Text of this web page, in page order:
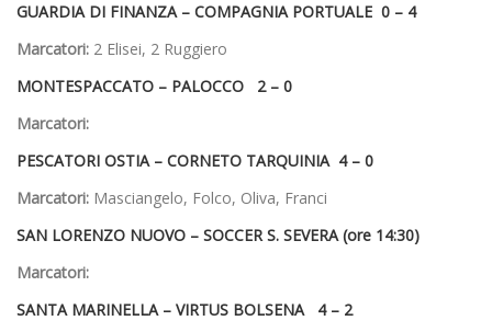
GUARDIA DI FINANZA – COMPAGNIA PORTUALE 0 – 4
Marcatori: 2 Elisei, 2 Ruggiero
MONTESPACCATO – PALOCCO 2 – 0
Marcatori:
PESCATORI OSTIA – CORNETO TARQUINIA 4 – 0
Marcatori: Masciangelo, Folco, Oliva, Franci
SAN LORENZO NUOVO – SOCCER S. SEVERA (ore 14:30)
Marcatori:
SANTA MARINELLA – VIRTUS BOLSENA 4 – 2